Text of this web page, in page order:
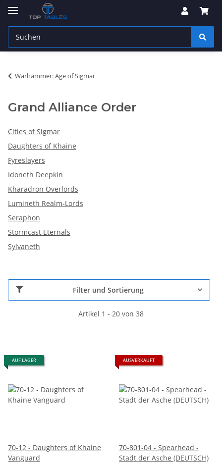
Warhammer: Age of Sigmar
Grand Alliance Order
Cities of Sigmar
Daughters of Khaine
Fyreslayers
Idoneth Deepkin
Kharadron Overlords
Lumineth Realm-Lords
Seraphon
Stormcast Eternals
Sylvaneth
Filter und Sortierung
Artikel 1 - 20 von 38
AUF LAGER
70-12 - Daughters of Khaine
Vanguard
AUSVERKAUFT
70-801-04 - Spearhead -
Stadt der Asche (DEUTSCH)